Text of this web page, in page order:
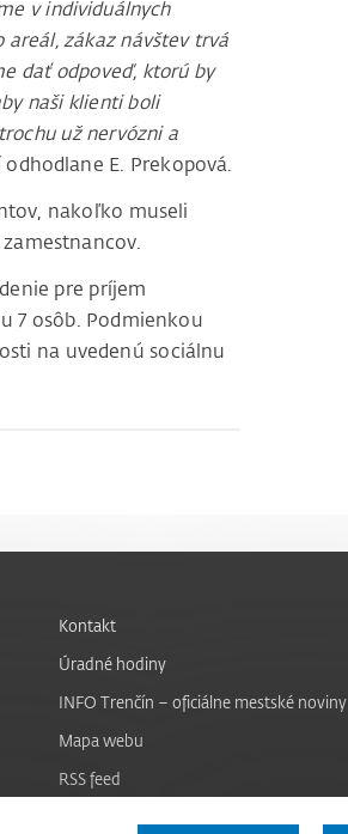
v individuálnych
zákaz návštev trvá
dať odpoveď, ktorú by
naši klienti boli
už nervózni a
E. Prekopová.
nakoľko museli
pre príjem
7 osôb. Podmienkou
na uvedenú sociálnu
Kontakt
Úradné hodiny
INFO Trenčín – oficiálne mestské noviny
Mapa webu
RSS feed